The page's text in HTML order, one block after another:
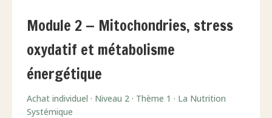
Module 2 — Mitochondries, stress
oxydatif et métabolisme
énergétique
Achat individuel · Niveau 2 · Thème 1 · La Nutrition
Systémique